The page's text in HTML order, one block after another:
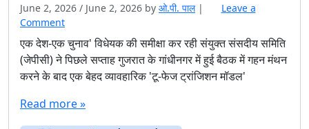
June 2, 2026 / June 2, 2026 by ओ.पी. पाल |
Leave a
Comment
एक देश-एक चुनाव' विधेयक की समीक्षा कर रही संयुक्त संसदीय समिति
(जेपीसी) ने पिछले सप्ताह गुजरात के गांधीनगर में हुई बैठक में गहन मंथन
करने के बाद एक बेहद व्यावहारिक 'टू-फेज ट्रांजिशन मॉडल'
Read more »